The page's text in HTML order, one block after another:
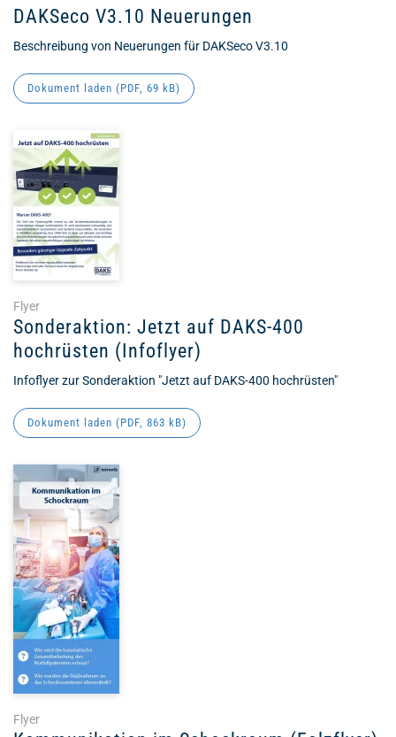
DAKSeco V3.10 Neuerungen
Beschreibung von Neuerungen für DAKSeco V3.10
Dokument laden (PDF, 69 kB)
Flyer
Sonderaktion: Jetzt auf DAKS-400
hochrüsten (Infoflyer)
Infoflyer zur Sonderaktion "Jetzt auf DAKS-400 hochrüsten"
Dokument laden (PDF, 863 kB)
Flyer